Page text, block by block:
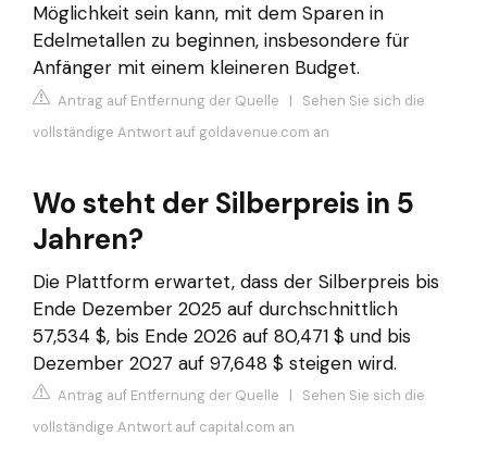
Möglichkeit sein kann, mit dem Sparen in
Edelmetallen zu beginnen, insbesondere für
Anfänger mit einem kleineren Budget.
Antrag auf Entfernung der Quelle | Sehen Sie sich die
vollständige Antwort auf goldavenue.com an
Wo steht der Silberpreis in 5
Jahren?
Die Plattform erwartet, dass der Silberpreis bis
Ende Dezember 2025 auf durchschnittlich
57,534 $, bis Ende 2026 auf 80,471 $ und bis
Dezember 2027 auf 97,648 $ steigen wird.
Antrag auf Entfernung der Quelle | Sehen Sie sich die
vollständige Antwort auf capital.com an